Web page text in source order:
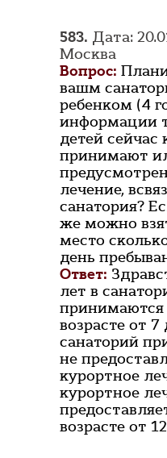
583. Дата:
Москва
Вопрос:
вашм
ребенком (4
информации
детей сейчас
принимают
лечение,
санатория?
же можно
место
день
Ответ:
лет в
принимаются
возрасте от 7
санаторий
не
курортное
курортное
возрасте от